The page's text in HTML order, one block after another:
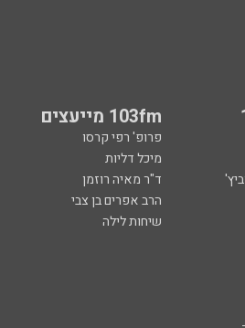
103fm מייעצים
פרופ' רפי קרסו
מיכל דליות
ד"ר מאיה רוזמן
הרב אפרים בן צבי
שיחות לילה